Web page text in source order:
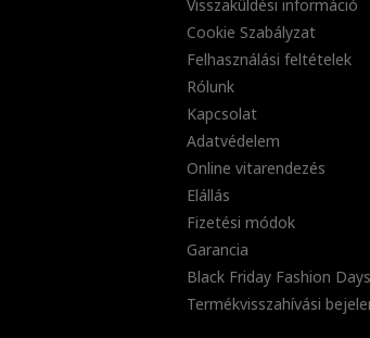
Visszaküldési információ
Cookie Szabályzat
Felhasználási feltételek
Rólunk
Kapcsolat
Adatvédelem
Online vitarendezés
Elállás
Fizetési módok
Garancia
Black Friday Fashion Days
Termékvisszahívási